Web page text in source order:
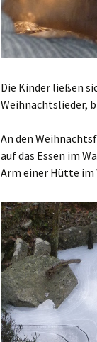
Die Kinder ließen
Weihnachtslieder,
An den
auf das Essen im
Arm einer Hütte im